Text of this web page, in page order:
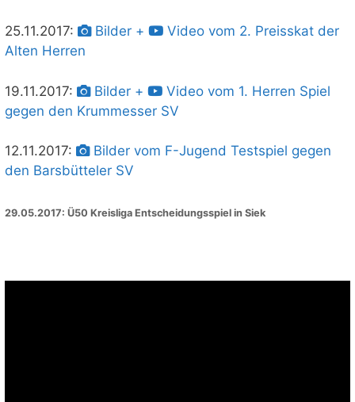
25.11.2017: Bilder +
Video vom 2. Preisskat der
Alten Herren
19.11.2017: Bilder +
Video vom 1. Herren Spiel
gegen den Krummesser SV
12.11.2017:
Bilder vom F-Jugend Testspiel gegen
den Barsbütteler SV
29.05.2017: Ü50 Kreisliga Entscheidungsspiel in Siek